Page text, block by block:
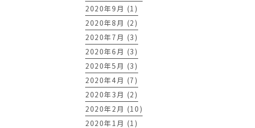
2020年9月 (1)
2020年8月 (2)
2020年7月 (3)
2020年6月 (3)
2020年5月 (3)
2020年4月 (7)
2020年3月 (2)
2020年2月 (10)
2020年1月 (1)